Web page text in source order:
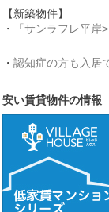
【新築物件】
・
「サンラフレ平
・ 認知症の方も入居
安い賃貸物件の情報